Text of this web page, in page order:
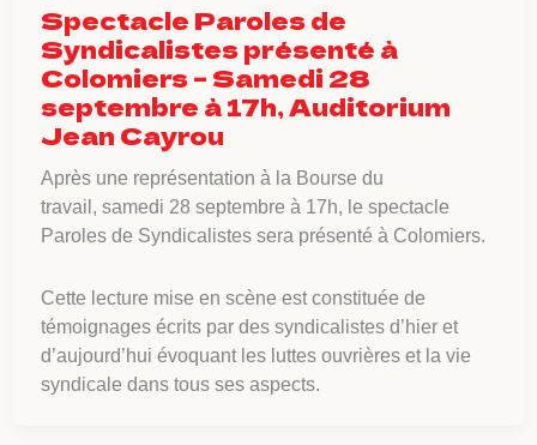
Spectacle Paroles de
Syndicalistes présenté à
Colomiers – Samedi 28
septembre à 17h, Auditorium
Jean Cayrou
Après une représentation à la Bourse du
travail, samedi 28 septembre à 17h, le spectacle
Paroles de Syndicalistes sera présenté à Colomiers.
Cette lecture mise en scène est constituée de
témoignages écrits par des syndicalistes d’hier et
d’aujourd’hui évoquant les luttes ouvrières et la vie
syndicale dans tous ses aspects.